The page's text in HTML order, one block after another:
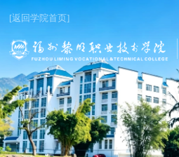
[返回学院首页]